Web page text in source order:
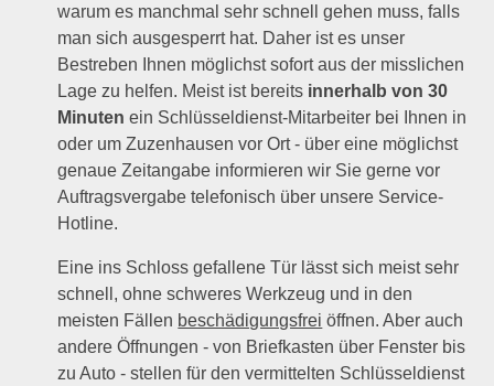
warum es manchmal sehr schnell gehen muss, falls
man sich ausgesperrt hat. Daher ist es unser
Bestreben Ihnen möglichst sofort aus der misslichen
Lage zu helfen. Meist ist bereits innerhalb von 30
Minuten ein Schlüsseldienst-Mitarbeiter bei Ihnen in
oder um Zuzenhausen vor Ort - über eine möglichst
genaue Zeitangabe informieren wir Sie gerne vor
Auftragsvergabe telefonisch über unsere Service-
Hotline.
Eine ins Schloss gefallene Tür lässt sich meist sehr
schnell, ohne schweres Werkzeug und in den
meisten Fällen beschädigungsfrei öffnen. Aber auch
andere Öffnungen - von Briefkasten über Fenster bis
zu Auto - stellen für den vermittelten Schlüsseldienst